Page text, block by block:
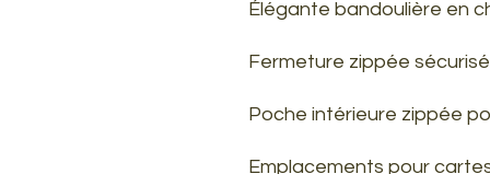
Élégante bandoulière en
Fermeture zippée
Poche intérieure zippée
Emplacements pour